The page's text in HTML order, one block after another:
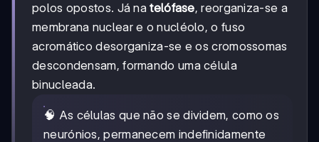
polos opostos. Já natelófase, reorganiza-se a
membrana nuclear e o nucléolo, o fuso
acromático desorganiza-se e os cromossomas
descondensam, formando uma célula
binucleada.
🧠 As células que não se dividem, como os
neurónios, permanecem indefinidamente